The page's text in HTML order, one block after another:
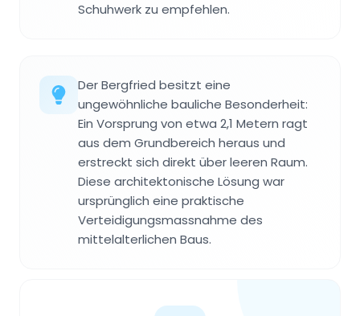
Schuhwerk zu empfehlen.
Der Bergfried besitzt eine
ungewöhnliche bauliche Besonderheit:
Ein Vorsprung von etwa 2,1 Metern ragt
aus dem Grundbereich heraus und
erstreckt sich direkt über leeren Raum.
Diese architektonische Lösung war
ursprünglich eine praktische
Verteidigungsmassnahme des
mittelalterlichen Baus.